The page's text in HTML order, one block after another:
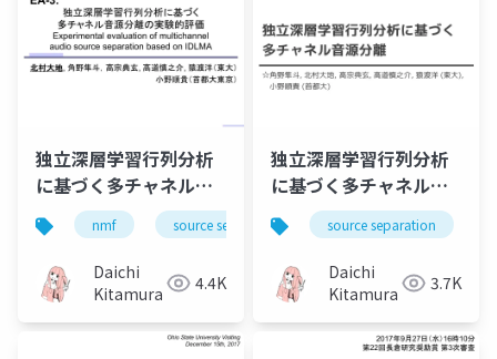
独立深層学習行列分析
に基づく多チャネル音
源分離の実験的評価
（Experimental
evaluation of
multichannel audio
source separation
based on IDLMA）
nmf source separation music bss
Daichi
Kitamura
4.4K
独立深層学習行列分析
に基づく多チャネル音
源分離（Multichannel
audio source
separation based on
independent deeply
learned matrix
source separation
Daichi
Kitamura
3.7K